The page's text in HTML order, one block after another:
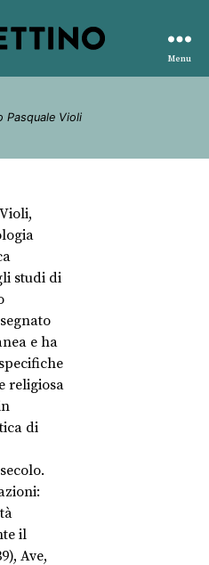
editore
Menu
Pasquale Violi
studi di
e ha
religiosa
di
il
Ave,